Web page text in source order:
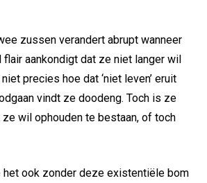
zussen verandert abrupt wanneer
aankondigt dat ze niet langer wil
precies hoe dat ‘niet leven’ eruit
vindt ze doodeng. Toch is ze
wil ophouden te bestaan, of toch
het ook zonder deze existentiële bom